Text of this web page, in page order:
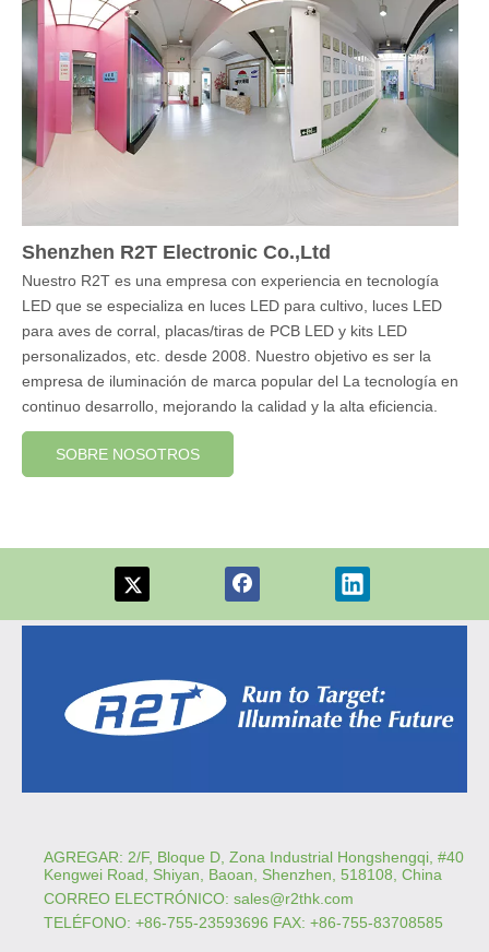
Shenzhen R2T Electronic Co.,Ltd
Nuestro R2T es una empresa con experiencia en tecnología
LED que se especializa en luces LED para cultivo, luces LED
para aves de corral, placas/tiras de PCB LED y kits LED
personalizados, etc. desde 2008. Nuestro objetivo es ser la
empresa de iluminación de marca popular del La tecnología en
continuo desarrollo, mejorando la calidad y la alta eficiencia.
SOBRE NOSOTROS
AGREGAR: 2/F, Bloque D, Zona Industrial Hongshengqi, #40
Kengwei Road, Shiyan, Baoan, Shenzhen, 518108, China
CORREO ELECTRÓNICO: sales@r2thk.com
TELÉFONO: +86-755-23593696 FAX: +86-755-83708585